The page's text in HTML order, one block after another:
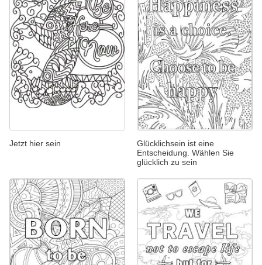
Jetzt hier sein
Glücklichsein ist eine
Entscheidung. Wählen Sie
glücklich zu sein